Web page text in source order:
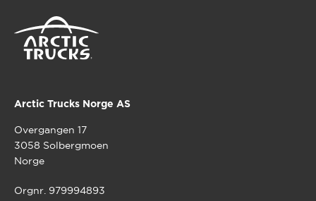
Arctic Trucks Norge AS
Overgangen 17
3058 Solbergmoen
Norge
Orgnr. 979994893